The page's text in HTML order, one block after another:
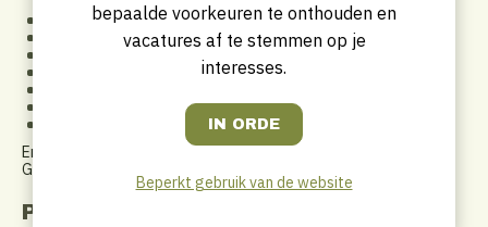
spontaan en sociaal
gastvrij tot in de details
verzorgd en professioneel
Ervaring in hotel of toerisme? Nice.
Geen jaren ervaring maar wél de juiste attitude? Ook welkom.
Praktisch:
bepaalde voorkeuren te onthouden en
vacatures af te stemmen op je
interesses.
Beperkt gebruik van de website